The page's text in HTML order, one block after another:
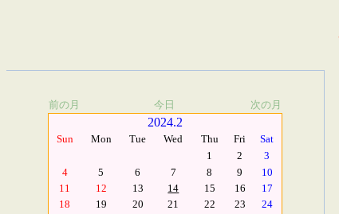
前の月 今日 次の月
2024.2
Sun Mon Tue Wed Thu Fri
Sat
1
2
3
4
5 6 7 8 9
10
11
12 13 14 15 16
17
18
19 20 21 22 23
24